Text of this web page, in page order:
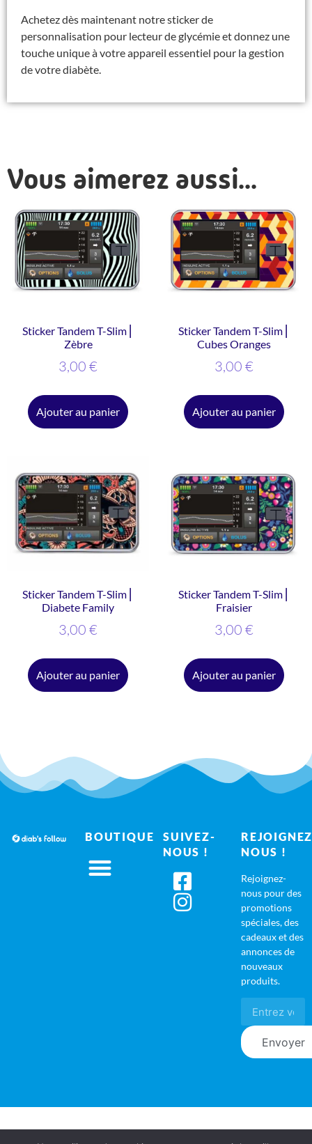
Achetez dès maintenant notre sticker de
personnalisation pour lecteur de glycémie et donnez une
touche unique à votre appareil essentiel pour la gestion
de votre diabète.
Vous aimerez aussi...
Sticker Tandem T-Slim ⎜
Zèbre
3,00 €
Ajouter au panier
Sticker Tandem T-Slim ⎜
Cubes Oranges
3,00 €
Ajouter au panier
Sticker Tandem T-Slim ⎜
Diabete Family
3,00 €
Ajouter au panier
Sticker Tandem T-Slim ⎜
Fraisier
3,00 €
Ajouter au panier
BOUTIQUE
SUIVEZ-
NOUS !
NOUS !
Rejoignez-
nous pour des
promotions
spéciales, des
cadeaux et des
annonces de
nouveaux
produits.
Envoyer